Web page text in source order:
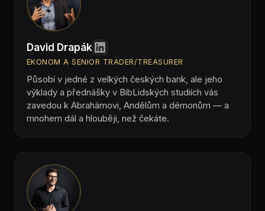
David Drapák
EKONOM A SENIOR TRADER/TREASURER
Působí v jedné z velkých českých bank, ale jeho
výklady a přednášky v BibLidských studiích vás
zavedou k Abrahámovi, Andělům a démonům — a
mnohem dál a hlouběji, než čekáte.